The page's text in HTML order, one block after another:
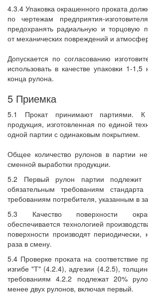
4.3.4 Упаковка окрашенного проката
по чертежам предприятия-
предохранять радиальную и торцовую
от механических повреждений и
Допускается по согласованию
использовать в качестве упаковки 1-
конца рулона.
5 Приемка
5.1 Прокат принимают партиями. К
продукция, изготовленная по единой
одной партии с одинаковым покрытием.
Общее количество рулонов в партии
сменной выработки продукции.
5.2 Первый рулон партии подлежит
обязательным требованиям
требованиям потребителя, указанным в
5.3 Качество поверхности
обеспечивается технологией
поверхности производят
раза в смену.
5.4 Проверке проката на соответствие
изгибе "Т" (4.2.4), адгезии (4.2.5),
требованиям 4.2.2 подлежат 20%
менее двух рулонов, включая первый.